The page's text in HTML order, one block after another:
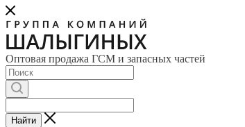
Оптовая продажа ГСМ и запасных частей
Найти